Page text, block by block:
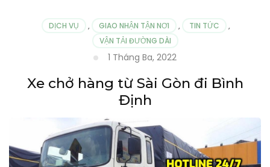
DỊCH VỤ , GIAO NHẬN TẬN NƠI , TIN TỨC
,
VẬN TẢI ĐƯỜNG DÀI
1 Tháng Ba, 2022
Xe chở hàng từ Sài Gòn đi Bình
Định